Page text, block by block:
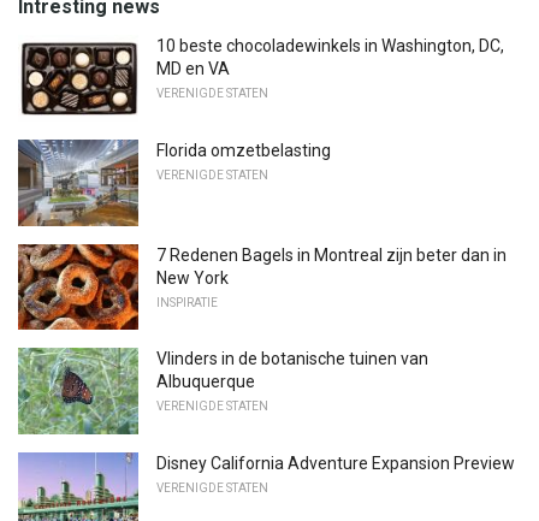
Intresting news
10 beste chocoladewinkels in Washington, DC,
MD en VA
VERENIGDE STATEN
Florida omzetbelasting
VERENIGDE STATEN
7 Redenen Bagels in Montreal zijn beter dan in
New York
INSPIRATIE
Vlinders in de botanische tuinen van
Albuquerque
VERENIGDE STATEN
Disney California Adventure Expansion Preview
VERENIGDE STATEN